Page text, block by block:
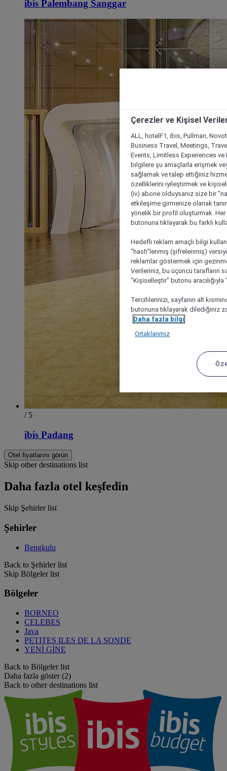
ibis Palembang Sanggar
/ 5
ibis Padang
Otel fiyatlarını görün
Skip other destinations list
Daha fazla otel keşfedin
Skip Şehirler list
Şehirler
Bengkulu
Back to Şehirler list
Skip Bölgeler list
Bölgeler
BORNEO
CELEBES
Java
PETITES ILES DE LA SONDE
YENİ GİNE
Back to Bölgeler list
Daha fazla göster (2)
Back to other destinations list
Çerezler ve Kişisel
ALL, hotelF1, ibis, Pullman,
Business Travel, Meetings,
Events, Limitless Experiences
bilgilere şu amaçlarla erişmek
sağlamak ve talep ettiğiniz
özelliklerini iyileştirmek ve
(iv) abone olduysanız size bir
etkileşime girmenize olanak
yönelik bir profil oluşturmak.
butonuna tıklayarak bu farklı
Hedefli reklam amaçlı bilgi
"hash"lenmiş (şifrelenmiş)
reklamlar göstermek için
Verileriniz, bu üçüncü tarafların
"Kişiselleştir" butonu
Tercihlerinizi, sayfanın alt
butonuna tıklayarak dilediğiniz
Daha fazla bilgi
Ortaklarımız